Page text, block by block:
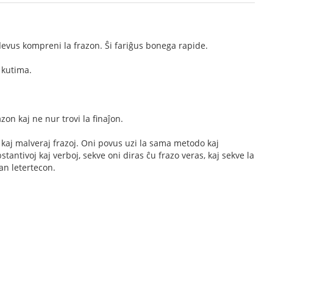
kompreni la frazon. Ŝi fariĝus bonega rapide.
kaj ne nur trovi la finaĵon.
malveraj frazoj. Oni povus uzi la sama metodo kaj
kaj verboj, sekve oni diras ĉu frazo veras, kaj sekve la
letertecon.